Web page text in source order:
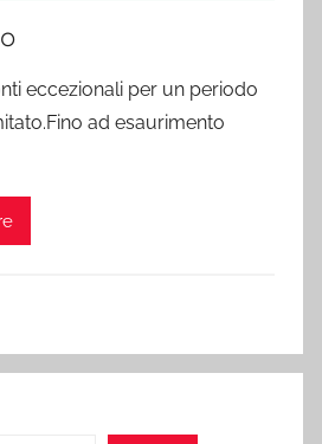
eccezionali per un periodo
ad esaurimento